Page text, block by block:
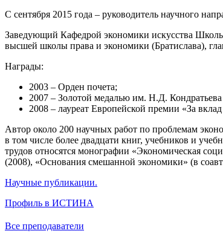
С сентября 2015 года – руководитель научного
Заведующий Кафедрой экономики искусства
высшей школы права и экономики (Братислава),
Награды:
2003 – Орден почета;
2007 – Золотой медалью им. Н.Д.
2008 – лауреат Европейской премии «За
Автор около 200 научных работ по проблемам
в том числе более двадцати книг, учебников и
трудов относятся монографии «Экономическая
(2008), «Основания смешанной экономики» (в
Научные публикации.
Профиль в ИСТИНА
Все преподаватели